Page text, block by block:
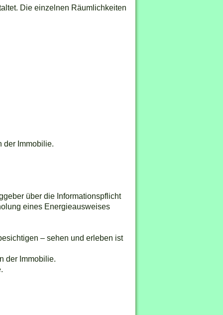
Die einzelnen Räumlichkeiten
der Immobilie.
über die Informationspflicht
eines Energieausweises
– sehen und erleben ist
der Immobilie.